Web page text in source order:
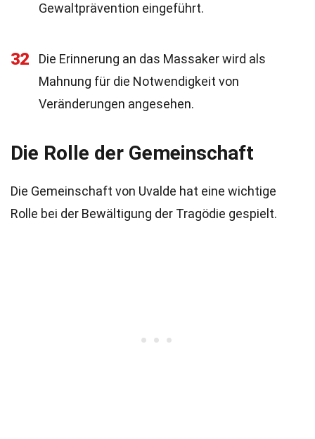
Gewaltprävention eingeführt.
32
Die Erinnerung an das Massaker wird als
Mahnung für die Notwendigkeit von
Veränderungen angesehen.
Die Rolle der Gemeinschaft
Die Gemeinschaft von Uvalde hat eine wichtige
Rolle bei der Bewältigung der Tragödie gespielt.